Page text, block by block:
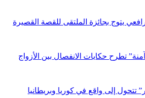
يتوج بجائزة الملتقى للقصة القصيرة
تطرح حكايات الانفصال بين الأزواج
تتحول إلى واقع في كوريا وبريطانيا